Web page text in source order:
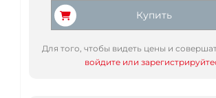
Купить
Для того, чтобы видеть цены и
войдите или